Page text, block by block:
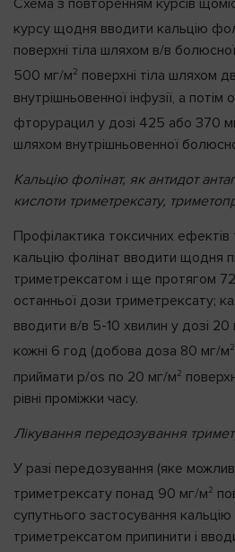
Схема з повторенням курсів
курсу щодня вводити кальцію
поверхні тіла шляхом в/в болюсної
500 мг/м2 поверхні тіла шляхом
внутрішньовенної інфузії, а
фторурацил у дозі 425 або 370
шляхом внутрішньовенної болюсної
Кальцію фолінат, як антидот
кислоти триметрексату,
Профілактика токсичних ефектів
кальцію фолінат вводити щодня
триметрексатом і ще протягом
останньої дози триметрексату;
вводити в/в 5-10 хвилин у дозі 20
кожні 6 год (добова доза 80 мг/м2
приймати p/os по 20 мг/м2
рівні проміжки часу.
Лікування передозування
У разі передозування (яке
триметрексату понад 90 мг/м2
супутнього застосування
триметрексатом припинити і